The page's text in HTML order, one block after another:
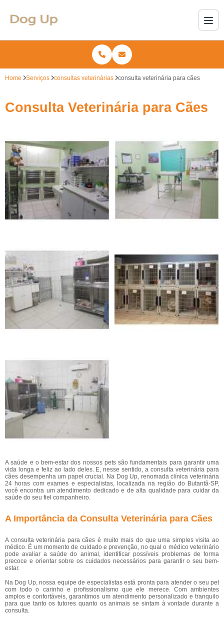
Home Serviços consultas veterinárias consulta veterinária para cães
Consulta Veterinária para Cães
A saúde e o bem-estar dos nossos pets são fundamentais para garantir uma
vida longa e feliz ao lado deles. E, nesse sentido, a consulta veterinária para
cães desempenha um papel crucial. Na Dog Up, renomada clínica veterinária
24 horas com exames e especialistas, localizada na região do Butantã-SP,
você encontra um atendimento dedicado e de alta qualidade para cuidar da
saúde do seu fiel companheiro.
A Importância da Consulta Veterinária para Cães
A consulta veterinária para cães é muito mais do que uma simples visita ao
médico. É um momento de cuidado e prevenção, no qual o médico veterinário
pode avaliar a saúde do animal, identificar possíveis problemas de forma
precoce e orientar sobre os cuidados necessários para garantir o seu bem-
estar.
Na Dog Up, nossa equipe de especialistas está pronta para atender o seu pet
com todo o carinho e profissionalismo que ele merece. Com ambientes
amplos e confortáveis, garantimos um atendimento personalizado e tranquilo
para que tanto os tutores quanto os animais se sintam à vontade durante a
consulta.